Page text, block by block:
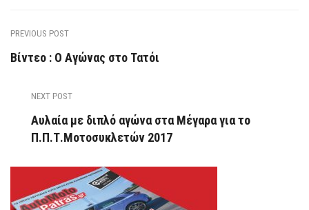
PREVIOUS POST
Βίντεο : Ο Αγώνας στο Τατόι
NEXT POST
Αυλαία με διπλό αγώνα στα Μέγαρα για το
Π.Π.Τ.Μοτοσυκλετών 2017